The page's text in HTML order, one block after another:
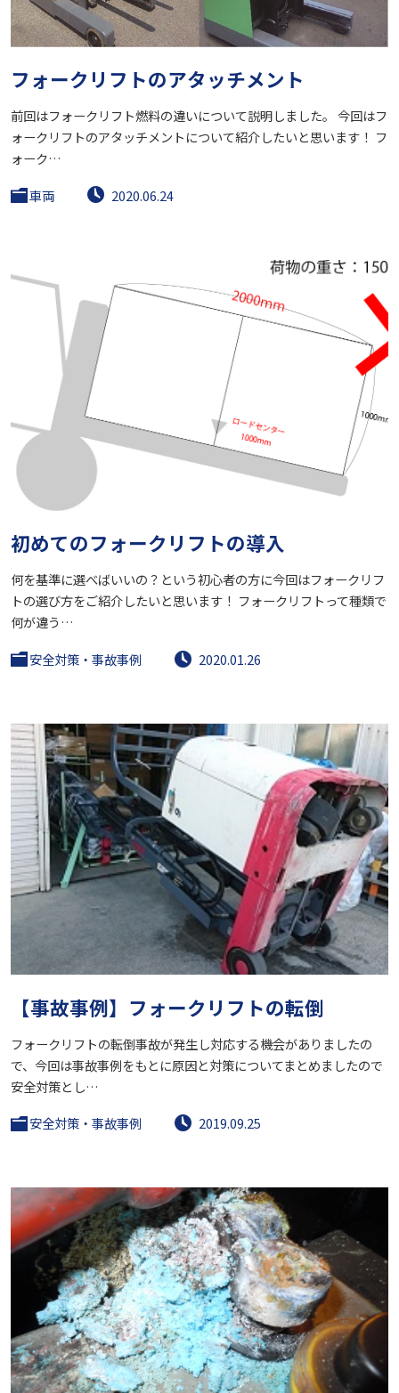
フォークリフトのアタッチメント
前回はフォークリフト燃料の違いについて説明しました。 今回はフ
ォークリフトのアタッチメントについて紹介したいと思います！ フ
ォーク…
車両
2020.06.24
初めてのフォークリフトの導入
何を基準に選べばいいの？という初心者の方に今回はフォークリフ
トの選び方をご紹介したいと思います！ フォークリフトって種類で
何が違う…
安全対策・事故事例
2020.01.26
【事故事例】フォークリフトの転倒
フォークリフトの転倒事故が発生し対応する機会がありましたの
で、今回は事故事例をもとに原因と対策についてまとめましたので
安全対策とし…
安全対策・事故事例
2019.09.25